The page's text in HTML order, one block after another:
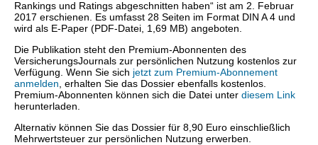
Rankings und Ratings abgeschnitten haben“ ist am 2. Februar
2017 erschienen. Es umfasst 28 Seiten im Format DIN A 4 und
wird als E-Paper (PDF-Datei, 1,69 MB) angeboten.
Die Publikation steht den Premium-Abonnenten des
VersicherungsJournals zur persönlichen Nutzung kostenlos zur
Verfügung. Wenn Sie sich jetzt zum Premium-Abonnement
anmelden , erhalten Sie das Dossier ebenfalls kostenlos.
Premium-Abonnenten können sich die Datei unter diesem Link
herunterladen.
Alternativ können Sie das Dossier für 8,90 Euro einschließlich
Mehrwertsteuer zur persönlichen Nutzung erwerben.